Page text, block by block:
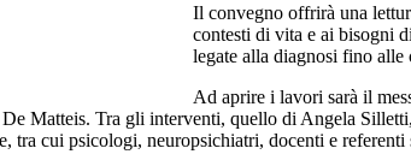
Il convegno offrirà una
contesti di vita e ai bisogni
legate alla diagnosi fino alle
Ad aprire i lavori sarà il
Matteis. Tra gli interventi, quello di Angela
tra cui psicologi, neuropsichiatri, docenti e referenti